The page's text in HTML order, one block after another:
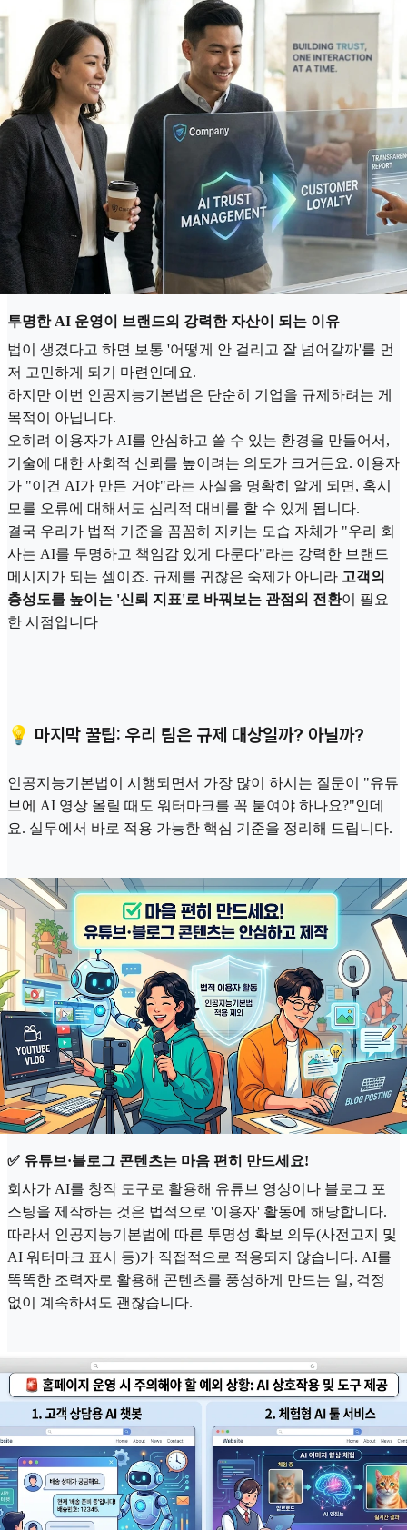
투명한 AI 운영이 브랜드의 강력한 자산이 되는 이유
법이 생겼다고 하면 보통 '어떻게 안 걸리고 잘 넘어갈까'를 먼
저 고민하게 되기 마련인데요.
하지만 이번 인공지능기본법은 단순히 기업을 규제하려는 게
목적이 아닙니다.
오히려 이용자가 AI를 안심하고 쓸 수 있는 환경을 만들어서,
기술에 대한 사회적 신뢰를 높이려는 의도가 크거든요. 이용자
가 "이건 AI가 만든 거야"라는 사실을 명확히 알게 되면, 혹시
모를 오류에 대해서도 심리적 대비를 할 수 있게 됩니다.
결국 우리가 법적 기준을 꼼꼼히 지키는 모습 자체가 "우리 회
사는 AI를 투명하고 책임감 있게 다룬다"라는 강력한 브랜드
메시지가 되는 셈이죠. 규제를 귀찮은 숙제가 아니라 고객의
충성도를 높이는 '신뢰 지표'로 바꿔보는 관점의 전환이 필요
한 시점입니다
💡 마지막 꿀팁: 우리 팀은 규제 대상일까? 아닐까?
인공지능기본법이 시행되면서 가장 많이 하시는 질문이 "유튜
브에 AI 영상 올릴 때도 워터마크를 꼭 붙여야 하나요?"인데
요. 실무에서 바로 적용 가능한 핵심 기준을 정리해 드립니다.
✅ 유튜브·블로그 콘텐츠는 마음 편히 만드세요!
회사가 AI를 창작 도구로 활용해 유튜브 영상이나 블로그 포
스팅을 제작하는 것은 법적으로 '이용자' 활동에 해당합니다.
따라서 인공지능기본법에 따른 투명성 확보 의무(사전고지 및
AI 워터마크 표시 등)가 직접적으로 적용되지 않습니다. AI를
똑똑한 조력자로 활용해 콘텐츠를 풍성하게 만드는 일, 걱정
없이 계속하셔도 괜찮습니다.